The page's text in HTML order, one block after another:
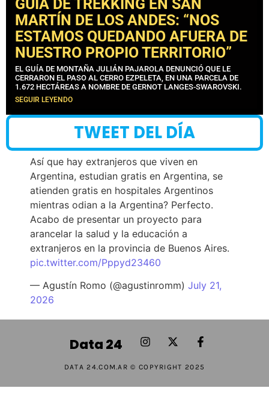
GUÍA DE TREKKING EN SAN
MARTÍN DE LOS ANDES: “NOS
ESTAMOS QUEDANDO AFUERA DE
NUESTRO PROPIO TERRITORIO”
EL GUÍA DE MONTAÑA JULIÁN PAJAROLA DENUNCIÓ QUE LE
CERRARON EL PASO AL CERRO EZPELETA, EN UNA PARCELA DE
1.672 HECTÁREAS A NOMBRE DE GERNOT LANGES-SWAROVSKI.
SEGUIR LEYENDO
TWEET DEL DÍA
Así que hay extranjeros que viven en
Argentina, estudian gratis en Argentina, se
atienden gratis en hospitales Argentinos
mientras odian a la Argentina? Perfecto.
Acabo de presentar un proyecto para
arancelar la salud y la educación a
extranjeros en la provincia de Buenos Aires.
pic.twitter.com/Pppyd23460
— Agustín Romo (@agustinromm) July 21,
2026
Data 24
DATA 24.COM.AR © COPYRIGHT 2025